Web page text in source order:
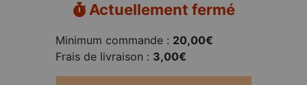
Actuellement fermé
Minimum commande : 20,00€
Frais de livraison : 3,00€